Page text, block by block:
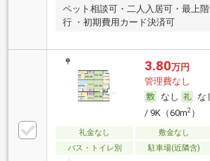
ペット相談可・二人入居可・最上
行 ・初期費用カード決済可
3.80万円
管理費なし
なし
な
/ 9K（60m2）
礼金なし 敷金なし
バス・トイレ別
駐車場(近隣含)